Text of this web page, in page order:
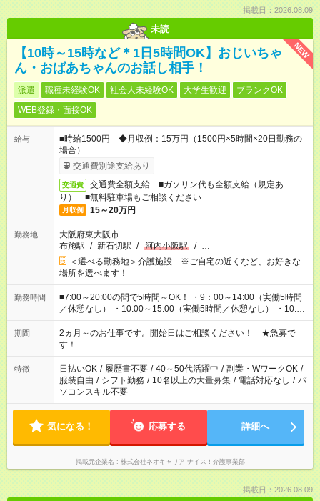
掲載日：2026.08.09
未読
NEW
【10時～15時など＊1日5時間OK】おじいちゃ
ん・おばあちゃんのお話し相手！
派遣 職種未経験OK 社会人未経験OK 大学生歓迎
ブランクOK
WEB登録・面接OK
給与
■時給1500円 ◆月収例：15万円（1500円×5時間×20日勤務の
場合）
交通費別途支給あり
交通費
交通費全額支給 ■ガソリン代も全額支給（規定あ
り） ■無料駐車場もご相談ください
月収例 15～20万円
勤務地
大阪府東大阪市
布施駅 / 新石切駅 / 河内小阪駅 / …
＜選べる勤務地＞介護施設 ※ご自宅の近くなど、お好きな
場所を選べます！
勤務時間
■7:00～20:00の間で5時間～OK！ ・9：00～14:00（実働5時間
／休憩なし） ・10:00～15:00（実働5時間／休憩なし） ・10:00
～16:00（実働5時間／休憩1時間） ・7：00～12:00（実働5時間
／休憩なし） ・12:00～17:00（実働5時間／休憩1時間） など ※
シフト制／上記は一例です。 ご希望をお聞かせください。
期間
2ヵ月～のお仕事です。開始日はご相談ください！ ★急募で
す！
特徴 日払いOK / 履歴書不要 / 40～50代活躍中 / 副業・WワークOK /
服装自由 / シフト勤務 / 10名以上の大量募集 / 電話対応なし / パ
ソコンスキル不要
気になる！ 応募する 詳細へ
掲載元企業名 株式会社ネオキャリア ナイス！介護事業部
掲載日：2026.08.09